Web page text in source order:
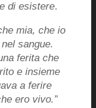
di esistere.
mia, che io
sangue.
ferita che
e insieme
a ferire
ero vivo.”